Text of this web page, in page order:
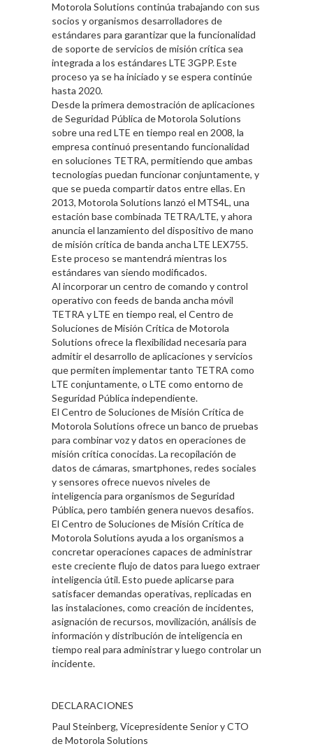
Motorola Solutions continúa trabajando con sus
socios y organismos desarrolladores de
estándares para garantizar que la funcionalidad
de soporte de servicios de misión crítica sea
integrada a los estándares LTE 3GPP. Este
proceso ya se ha iniciado y se espera continúe
hasta 2020.
Desde la primera demostración de aplicaciones
de Seguridad Pública de Motorola Solutions
sobre una red LTE en tiempo real en 2008, la
empresa continuó presentando funcionalidad
en soluciones TETRA, permitiendo que ambas
tecnologías puedan funcionar conjuntamente, y
que se pueda compartir datos entre ellas. En
2013, Motorola Solutions lanzó el MTS4L, una
estación base combinada TETRA/LTE, y ahora
anuncia el lanzamiento del dispositivo de mano
de misión crítica de banda ancha LTE LEX755.
Este proceso se mantendrá mientras los
estándares van siendo modificados.
Al incorporar un centro de comando y control
operativo con feeds de banda ancha móvil
TETRA y LTE en tiempo real, el Centro de
Soluciones de Misión Crítica de Motorola
Solutions ofrece la flexibilidad necesaria para
admitir el desarrollo de aplicaciones y servicios
que permiten implementar tanto TETRA como
LTE conjuntamente, o LTE como entorno de
Seguridad Pública independiente.
El Centro de Soluciones de Misión Crítica de
Motorola Solutions ofrece un banco de pruebas
para combinar voz y datos en operaciones de
misión crítica conocidas. La recopilación de
datos de cámaras, smartphones, redes sociales
y sensores ofrece nuevos niveles de
inteligencia para organismos de Seguridad
Pública, pero también genera nuevos desafíos.
El Centro de Soluciones de Misión Crítica de
Motorola Solutions ayuda a los organismos a
concretar operaciones capaces de administrar
este creciente flujo de datos para luego extraer
inteligencia útil. Esto puede aplicarse para
satisfacer demandas operativas, replicadas en
las instalaciones, como creación de incidentes,
asignación de recursos, movilización, análisis de
información y distribución de inteligencia en
tiempo real para administrar y luego controlar un
incidente.
DECLARACIONES
Paul Steinberg, Vicepresidente Senior y CTO
de Motorola Solutions